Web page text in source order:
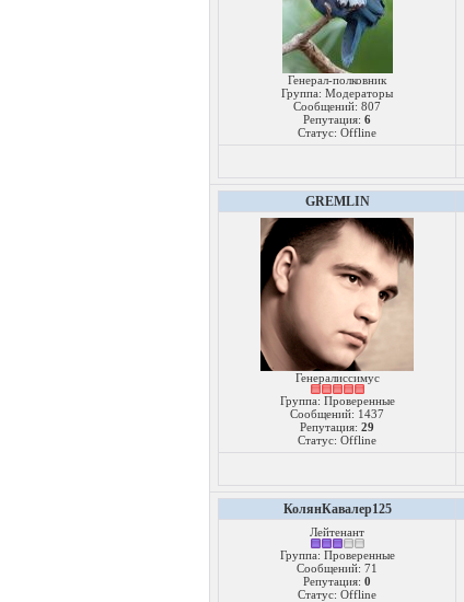
Генерал-полковник
Группа: Модераторы
Сообщений: 807
Репутация: 6
Статус: Offline
GREMLIN
Генералиссимус
Группа: Проверенные
Сообщений: 1437
Репутация: 29
Статус: Offline
КолянКавалер125
Лейтенант
Группа: Проверенные
Сообщений: 71
Репутация: 0
Статус: Offline